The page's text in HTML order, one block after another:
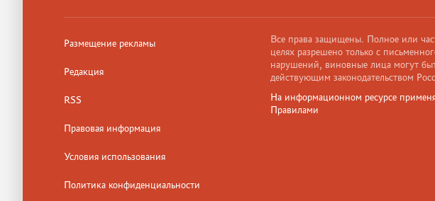
Размещение рекламы
Редакция
RSS
Правовая информация
Условия использования
Политика конфиденциальности
Все права защищены. Полное или
целях разрешено только с
нарушений, виновные лица могут
действующим законодательством
На информационном ресурсе
Правилами